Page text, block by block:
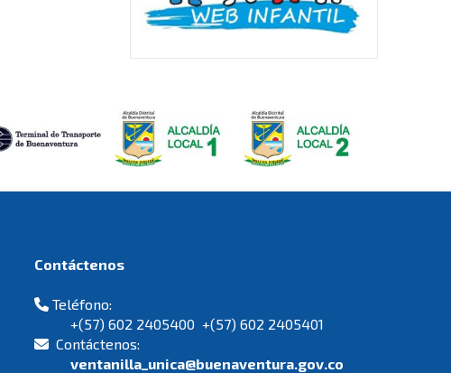
Contáctenos
Teléfono:
+(57) 602 2405400 +(57) 602 2405401
Contáctenos:
ventanilla_unica@buenaventura.gov.co